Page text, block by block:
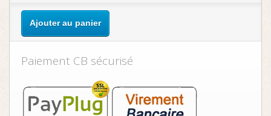
Ajouter au panier
Paiement CB sécurisé